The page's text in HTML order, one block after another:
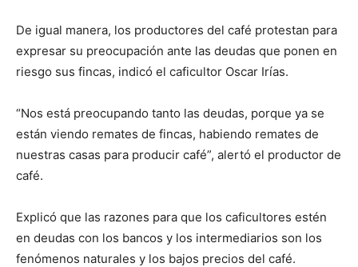
De igual manera, los productores del café protestan para
expresar su preocupación ante las deudas que ponen en
riesgo sus fincas, indicó el caficultor Oscar Irías.
“Nos está preocupando tanto las deudas, porque ya se
están viendo remates de fincas, habiendo remates de
nuestras casas para producir café”, alertó el productor de
café.
Explicó que las razones para que los caficultores estén
en deudas con los bancos y los intermediarios son los
fenómenos naturales y los bajos precios del café.